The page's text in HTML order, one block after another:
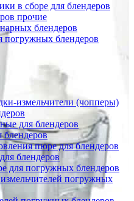
в сборе для блендеров
прочие
блендеров
погружных блендеров
измельчители (чопперы)
для блендеров
пюре для блендеров
блендеров
для погружных блендеров
погружных